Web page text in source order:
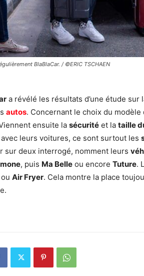
BlaBlaCar. / ©ERIC TSCHAEN
a révélé les résultats d’une étude sur
autos. Concernant le choix du
ensuite la sécurité et la taille
avec leurs voitures, ce sont surtout les
sur deux interrogé, nomment leurs
, puis Ma Belle ou encore Tuture.
ou Air Fryer. Cela montre la place